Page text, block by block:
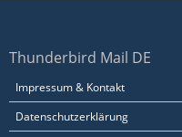
Thunderbird Mail DE
Impressum & Kontakt
Datenschutzerklärung